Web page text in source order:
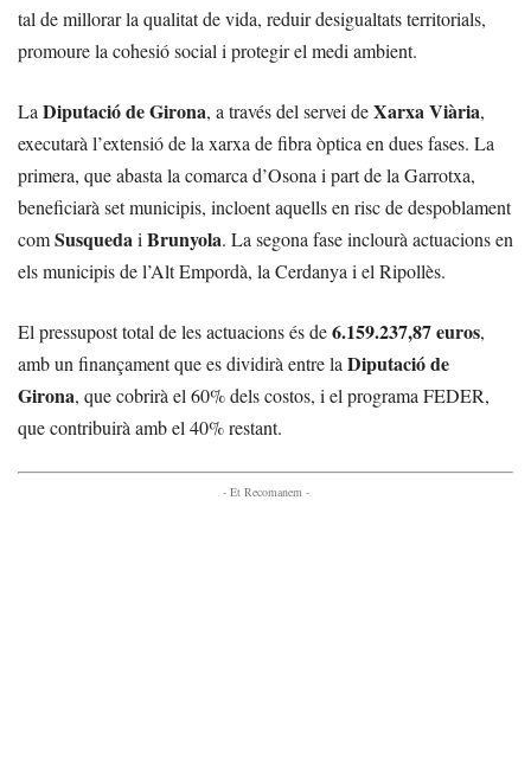
tal de millorar la qualitat de vida, reduir desigualtats territorials,
promoure la cohesió social i protegir el medi ambient.
La Diputació de Girona, a través del servei deXarxa Viària,
executarà l’extensió de la xarxa de fibra òptica en dues fases. La
primera, que abasta la comarca d’Osona i part de la Garrotxa,
beneficiarà set municipis, incloent aquells en risc de despoblament
comSusquedai Brunyola. La segona fase inclourà actuacions en
els municipis de l’Alt Empordà, la Cerdanya i el Ripollès.
El pressupost total de les actuacions és de6.159.237,87 euros,
amb un finançament que es dividirà entre la Diputació de
Girona, que cobrirà el 60% dels costos, i el programa FEDER,
que contribuirà amb el 40% restant.
- Et Recomanem -